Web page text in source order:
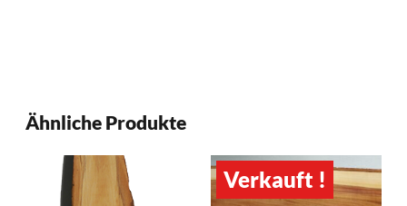
Ähnliche Produkte
Verkauft !